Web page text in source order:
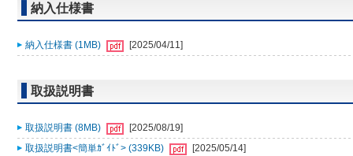
納入仕様書
納入仕様書 (1MB) [2025/04/11]
取扱説明書
取扱説明書 (8MB)
[2025/08/19]
取扱説明書<簡単ｶﾞｲﾄﾞ> (339KB)
[2025/05/14]